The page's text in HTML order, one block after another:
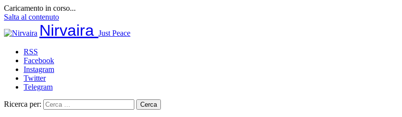
Caricamento in corso...
Salta al contenuto
Nirvaira Just Peace
RSS
Facebook
Instagram
Twitter
Telegram
Ricerca per: